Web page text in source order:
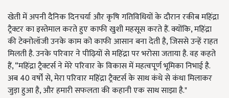
खेती में अपनी दैनिक दिनचर्या और कृषि गतिविधियों के दौरान रकीब महिंद्रा
ट्रैक्टर का इस्तेमाल करते हुए काफी खुशी महसूस करते हैं. क्योंकि, महिंद्रा
की टेक्नोलॉजी उनके काम को काफी आसान बना देती है, जिससे उन्हें राहत
मिलती है. उनके परिवार ने पीढ़ियों से महिंद्रा पर भरोसा जताया है. वह कहते
हैं, “महिंद्रा ट्रैक्टर्स ने मेरे परिवार के विकास में महत्वपूर्ण भूमिका निभाई है.
अब 40 वर्षों से, मेरा परिवार महिंद्रा ट्रैक्टर्स के साथ कंधे से कंधा मिलाकर
जुड़ा हुआ है, और हमारी सफलता की कहानी एक साथ साझा है."